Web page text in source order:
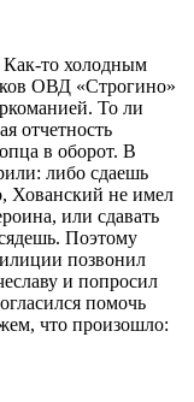
то холодным
ОВД «Строгино»
То ли
отчетность
в оборот. В
либо сдаешь
Хованский не имел
или сдавать
Поэтому
позвонил
и попросил
помочь
что произошло: